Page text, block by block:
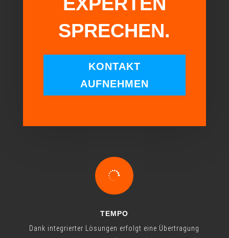
SPRECHEN.
KONTAKT
AUFNEHMEN

TEMPO
Dank integrierter Lösungen erfolgt eine Übertragung